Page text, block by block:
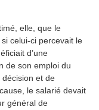
elle, que le
celui-ci percevait le
d’une
de son emploi du
décision et de
le salarié devait
général de